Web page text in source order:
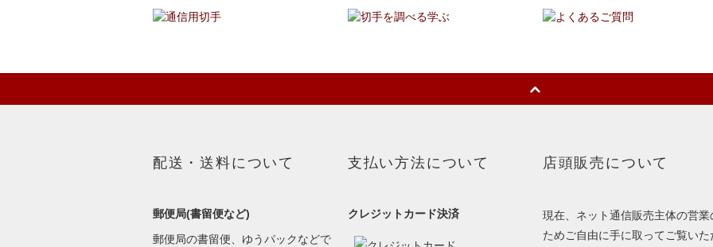
配送・送料について
郵便局(書留便など)
郵便局の書留便、ゆうパックなどで
支払い方法について
クレジットカード決済
店頭販売について
現在、ネット通信販売主体の営業
ためご自由に手に取ってご覧いた